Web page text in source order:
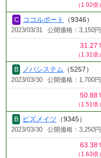
（1.02倍）
ココルポート （9346）
2023/03/31 公開価格：3,150
31.27
（1.31倍）
ノバシステム （5257）
2023/03/30 公開価格：1,700
50.88
（1.51倍）
ビズメイツ （9345）
2023/03/30 公開価格：3,250
63.38
（1.63倍）